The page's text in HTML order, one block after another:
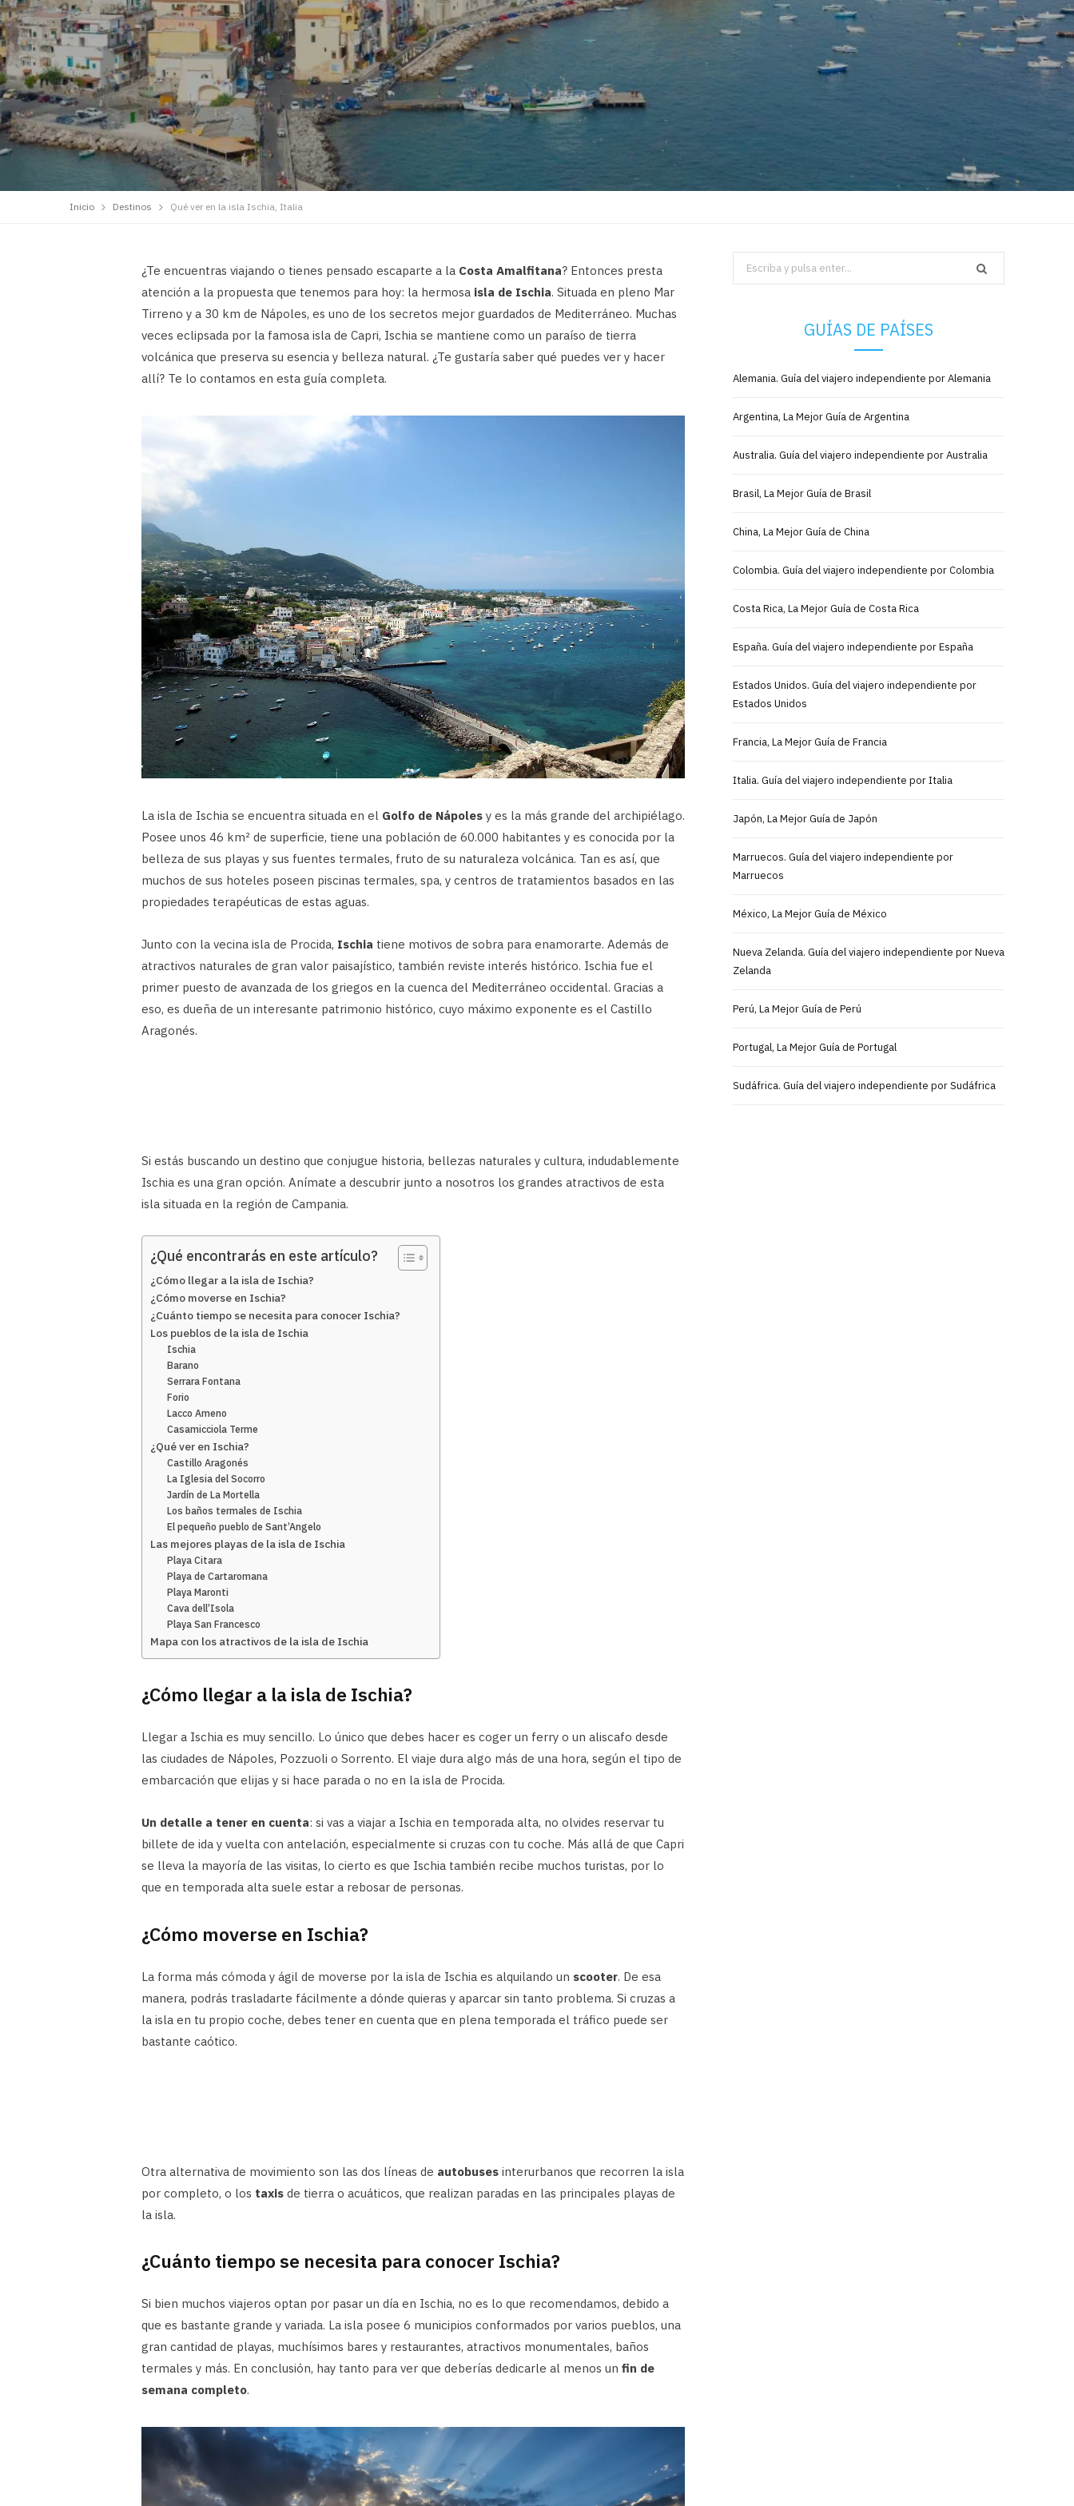
Inicio Destinos Qué ver en la isla Ischia, Italia
¿Te encuentras viajando o tienes pensado escaparte a la Costa Amalfitana? Entonces presta
atención a la propuesta que tenemos para hoy: la hermosa isla de Ischia. Situada en pleno Mar
Tirreno y a 30 km de Nápoles, es uno de los secretos mejor guardados de Mediterráneo. Muchas
veces eclipsada por la famosa isla de Capri, Ischia se mantiene como un paraíso de tierra
volcánica que preserva su esencia y belleza natural. ¿Te gustaría saber qué puedes ver y hacer
allí? Te lo contamos en esta guía completa.
La isla de Ischia se encuentra situada en el Golfo de Nápoles y es la más grande del archipiélago.
Posee unos 46 km² de superficie, tiene una población de 60.000 habitantes y es conocida por la
belleza de sus playas y sus fuentes termales, fruto de su naturaleza volcánica. Tan es así, que
muchos de sus hoteles poseen piscinas termales, spa, y centros de tratamientos basados en las
propiedades terapéuticas de estas aguas.
Junto con la vecina isla de Procida, Ischia tiene motivos de sobra para enamorarte. Además de
atractivos naturales de gran valor paisajístico, también reviste interés histórico. Ischia fue el
primer puesto de avanzada de los griegos en la cuenca del Mediterráneo occidental. Gracias a
eso, es dueña de un interesante patrimonio histórico, cuyo máximo exponente es el Castillo
Aragonés.
Si estás buscando un destino que conjugue historia, bellezas naturales y cultura, indudablemente
Ischia es una gran opción. Anímate a descubrir junto a nosotros los grandes atractivos de esta
isla situada en la región de Campania.
¿Qué encontrarás en este artículo?
¿Cómo llegar a la isla de Ischia?
¿Cómo moverse en Ischia?
¿Cuánto tiempo se necesita para conocer Ischia?
Los pueblos de la isla de Ischia
Ischia
Barano
Serrara Fontana
Forio
Lacco Ameno
Casamicciola Terme
¿Qué ver en Ischia?
Castillo Aragonés
La Iglesia del Socorro
Jardín de La Mortella
Los baños termales de Ischia
El pequeño pueblo de Sant’Angelo
Las mejores playas de la isla de Ischia
Playa Citara
Playa de Cartaromana
Playa Maronti
Cava dell’Isola
Playa San Francesco
Mapa con los atractivos de la isla de Ischia
¿Cómo llegar a la isla de Ischia?
Llegar a Ischia es muy sencillo. Lo único que debes hacer es coger un ferry o un aliscafo desde
las ciudades de Nápoles, Pozzuoli o Sorrento. El viaje dura algo más de una hora, según el tipo de
embarcación que elijas y si hace parada o no en la isla de Procida.
Un detalle a tener en cuenta: si vas a viajar a Ischia en temporada alta, no olvides reservar tu
billete de ida y vuelta con antelación, especialmente si cruzas con tu coche. Más allá de que Capri
se lleva la mayoría de las visitas, lo cierto es que Ischia también recibe muchos turistas, por lo
que en temporada alta suele estar a rebosar de personas.
¿Cómo moverse en Ischia?
La forma más cómoda y ágil de moverse por la isla de Ischia es alquilando un scooter. De esa
manera, podrás trasladarte fácilmente a dónde quieras y aparcar sin tanto problema. Si cruzas a
la isla en tu propio coche, debes tener en cuenta que en plena temporada el tráfico puede ser
bastante caótico.
Otra alternativa de movimiento son las dos líneas de autobuses interurbanos que recorren la isla
por completo, o los taxis de tierra o acuáticos, que realizan paradas en las principales playas de
la isla.
¿Cuánto tiempo se necesita para conocer Ischia?
Si bien muchos viajeros optan por pasar un día en Ischia, no es lo que recomendamos, debido a
que es bastante grande y variada. La isla posee 6 municipios conformados por varios pueblos, una
gran cantidad de playas, muchísimos bares y restaurantes, atractivos monumentales, baños
termales y más. En conclusión, hay tanto para ver que deberías dedicarle al menos un fin de
semana completo.
Search
for:
GUÍAS DE PAÍSES
Alemania. Guía del viajero independiente por Alemania
Argentina, La Mejor Guía de Argentina
Australia. Guía del viajero independiente por Australia
Brasil, La Mejor Guía de Brasil
China, La Mejor Guía de China
Colombia. Guía del viajero independiente por Colombia
Costa Rica, La Mejor Guía de Costa Rica
España. Guía del viajero independiente por España
Estados Unidos. Guía del viajero independiente por
Estados Unidos
Francia, La Mejor Guía de Francia
Italia. Guía del viajero independiente por Italia
Japón, La Mejor Guía de Japón
Marruecos. Guía del viajero independiente por
Marruecos
México, La Mejor Guía de México
Nueva Zelanda. Guía del viajero independiente por Nueva
Zelanda
Perú, La Mejor Guía de Perú
Portugal, La Mejor Guía de Portugal
Sudáfrica. Guía del viajero independiente por Sudáfrica